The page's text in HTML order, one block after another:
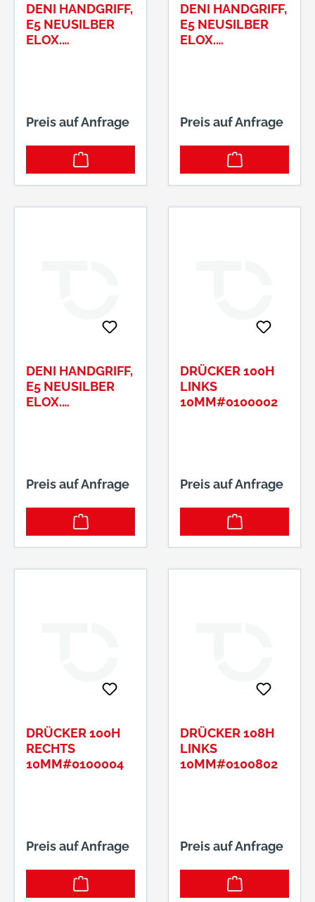
DENI HANDGRIFF,
E5 NEUSILBER
ELOX.
Preis auf Anfrage
DENI HANDGRIFF,
E5 NEUSILBER
ELOX.
Preis auf Anfrage
DENI HANDGRIFF,
E5 NEUSILBER
ELOX.
Preis auf Anfrage
DRÜCKER 100H
LINKS
10MM#0100002
Preis auf Anfrage
DRÜCKER 100H
RECHTS
10MM#0100004
Preis auf Anfrage
DRÜCKER 108H
LINKS
10MM#0100802
Preis auf Anfrage